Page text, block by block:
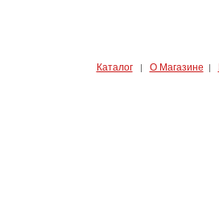
Каталог| О Магазине |